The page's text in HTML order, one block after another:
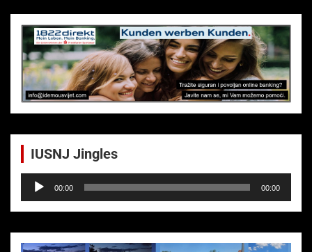
IUSNJ Jingles
Audio-
Player
00:00 00:00